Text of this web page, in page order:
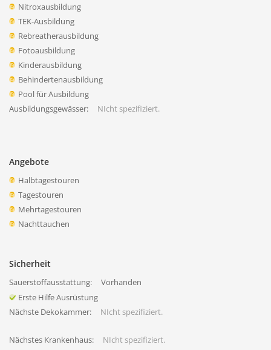
Nitroxausbildung
TEK-Ausbildung
Rebreatherausbildung
Fotoausbildung
Kinderausbildung
Behindertenausbildung
Pool für Ausbildung
Ausbildungsgewässer:
NIcht spezifiziert.
Angebote
Halbtagestouren
Tagestouren
Mehrtagestouren
Nachttauchen
Sicherheit
Sauerstoffausstattung:
Vorhanden
Erste Hilfe Ausrüstung
Nächste Dekokammer:
NIcht spezifiziert.
Nächstes Krankenhaus: NIcht spezifiziert.